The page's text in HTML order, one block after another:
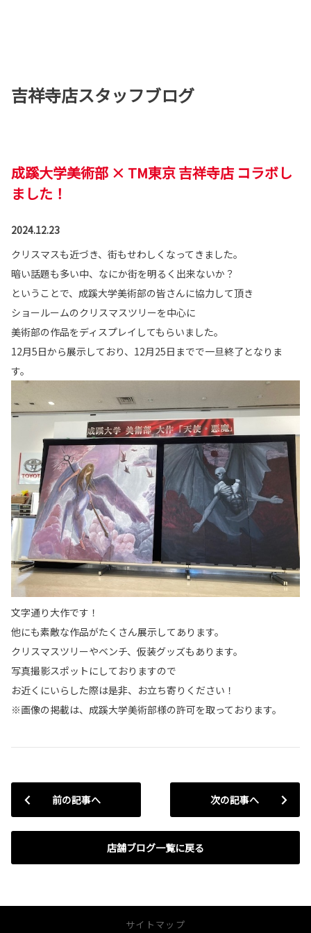
吉祥寺店スタッフブログ
成蹊大学美術部 × TM東京 吉祥寺店 コラボし
ました！
2024.12.23
クリスマスも近づき、街もせわしくなってきました。
暗い話題も多い中、なにか街を明るく出来ないか？
ということで、成蹊大学美術部の皆さんに協力して頂き
ショールームのクリスマスツリーを中心に
美術部の作品をディスプレイしてもらいました。
12月5日から展示しており、12月25日までで一旦終了となりま
す。
文字通り大作です！
他にも素敵な作品がたくさん展示してあります。
クリスマスツリーやベンチ、仮装グッズもあります。
写真撮影スポットにしておりますので
お近くにいらした際は是非、お立ち寄りください！
※画像の掲載は、成蹊大学美術部様の許可を取っております。
前の記事へ
店舗ブログ一覧に戻る
次の記事へ
サイトマップ